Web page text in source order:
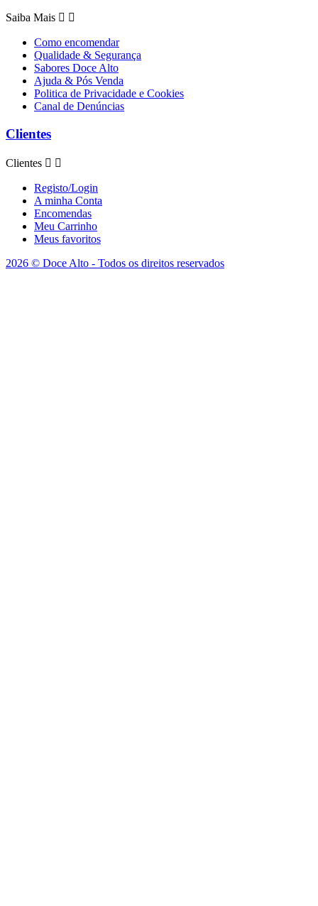
Saiba Mais  
Como encomendar
Qualidade & Segurança
Sabores Doce Alto
Ajuda & Pós Venda
Politica de Privacidade e Cookies
Canal de Denúncias
Clientes
Clientes  
Registo/Login
A minha Conta
Encomendas
Meu Carrinho
Meus favoritos
2026 © Doce Alto - Todos os direitos reservados